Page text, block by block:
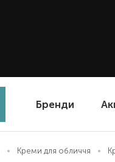
Бренди
Креми для обличчя